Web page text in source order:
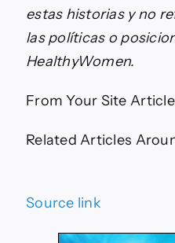
estas historias y no
las políticas o
HealthyWomen.
From Your Site
Related Articles
Source link